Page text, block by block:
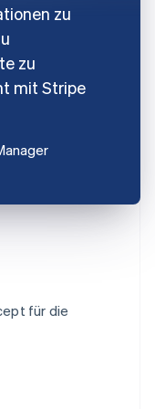
für die
zu
zu
mit Stripe